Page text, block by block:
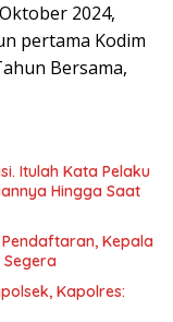
2024,
pertama Kodim
Bersama,
Itulah Kata Pelaku
Hingga Saat
Kepala
Kapolres: